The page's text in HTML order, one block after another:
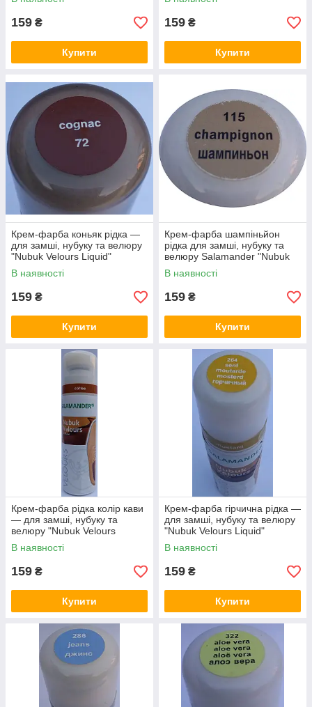
159 ₴
Купити
159 ₴
Купити
Крем-фарба коньяк рідка —
для замші, нубуку та велюру
"Nubuk Velours Liquid"
SALAMANDER 75 мл
В наявності
159 ₴
Купити
Крем-фарба шампіньйон
рідка для замші, нубуку та
велюру Salamander "Nubuk
Velours Liquid" 75 мл
В наявності
159 ₴
Купити
Крем-фарба рідка колір кави
— для замші, нубуку та
велюру "Nubuk Velours
Liquid" SALAMANDER 75 мл
В наявності
159 ₴
Купити
Крем-фарба гірчична рідка —
для замші, нубуку та велюру
"Nubuk Velours Liquid"
SALAMANDER 75 мл
В наявності
159 ₴
Купити